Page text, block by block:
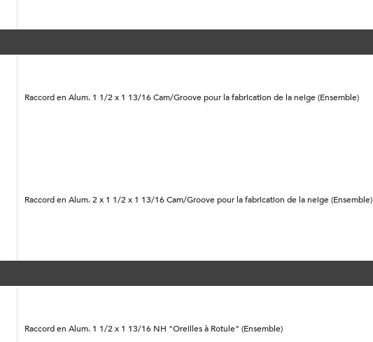
Raccord en Alum. 1 1/2 x 1 13/16 Cam/Groove pour la fabrication de la neige (Ensemble)
Raccord en Alum. 2 x 1 1/2 x 1 13/16 Cam/Groove pour la fabrication de la neige (Ensemble)
Raccord en Alum. 1 1/2 x 1 13/16 NH "Oreilles à Rotule" (Ensemble)